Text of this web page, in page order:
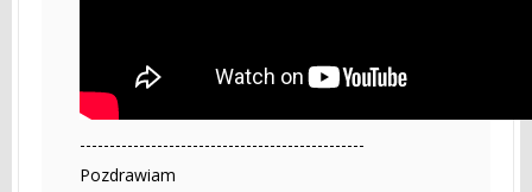
------------------------------------------------
Pozdrawiam